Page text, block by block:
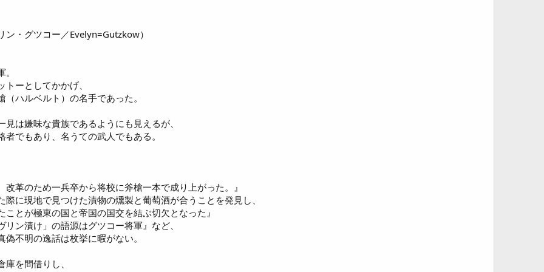
・グツコー／Evelyn=Gutzkow）
ーとしてかかげ、
ハルベルト）の名手であった。
は嫌味な貴族であるようにも見えるが、
でもあり、名うての武人でもある。
革のため一兵卒から将校に斧槍一本で成り上がった。』
に現地で見つけた漬物の燻製と葡萄酒が合うことを発見し、
とが極東の国と帝国の国交を結ぶ切欠となった』
ン漬け」の語源はグツコー将軍』など、
不明の逸話は枚挙に暇がない。
を間借りし、